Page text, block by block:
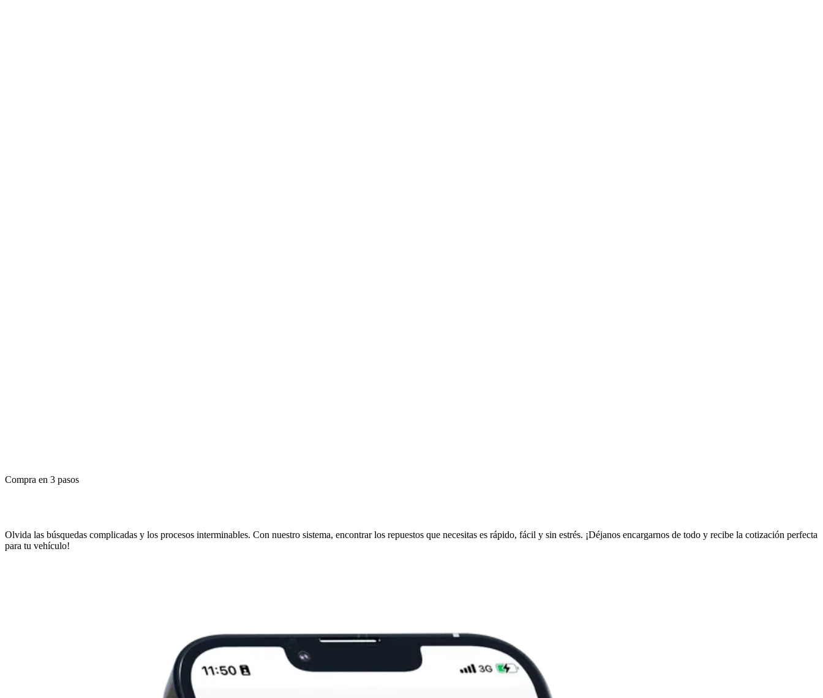
Compra en 3 pasos
Olvida las búsquedas complicadas y los procesos interminables. Con nuestro sistema, encontrar los repuestos que necesitas es rápido, fácil y sin estrés. ¡Déjanos encargarnos de todo y recibe la cotización perfecta
para tu vehículo!